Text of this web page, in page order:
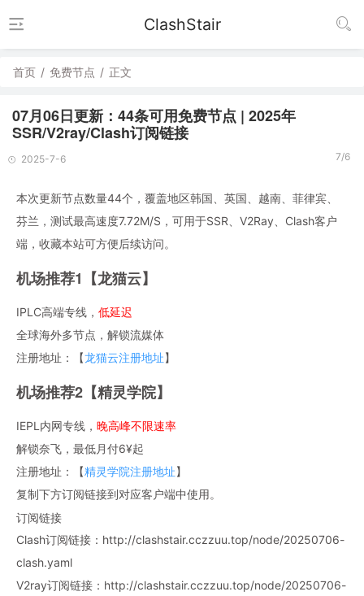
ClashStair
首页 / 免费节点 / 正文
07月06日更新：44条可用免费节点 | 2025年
SSR/V2ray/Clash订阅链接
2025-7-6 7/6
本次更新节点数量44个，覆盖地区韩国、英国、越南、菲律宾、
芬兰，测试最高速度7.72M/S，可用于SSR、V2Ray、Clash客户
端，收藏本站可方便后续访问。
机场推荐1【龙猫云】
IPLC高端专线， 低延迟
全球海外多节点，解锁流媒体
注册地址：【龙猫云注册地址】
机场推荐2【精灵学院】
IEPL内网专线， 晚高峰不限速率
解锁奈飞，最低月付6¥起
注册地址：【精灵学院注册地址】
复制下方订阅链接到对应客户端中使用。
订阅链接
Clash订阅链接：http://clashstair.cczzuu.top/node/20250706-
clash.yaml
V2ray订阅链接：http://clashstair.cczzuu.top/node/20250706-